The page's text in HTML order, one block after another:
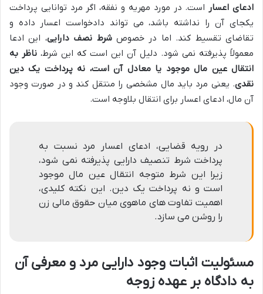
ادعای اعسار است. در مورد مهریه و نفقه، اگر مرد توانایی پرداخت
یکجای آن را نداشته باشد، می تواند دادخواست اعسار داده و
تقاضای تقسیط کند. اما در خصوصشرط نصف دارایی، این ادعا
معمولاً پذیرفته نمی شود. دلیل آن این است که این شرط، ناظر به
انتقال عین مال موجود یا معادل آن است، نه پرداخت یک دین
نقدی. یعنی مرد باید مال مشخصی را منتقل کند و در صورت وجود
آن مال، ادعای اعسار برای انتقال بلاوجه است.
در رویه قضایی، ادعای اعسار مرد نسبت به
پرداخت شرط تنصیف دارایی پذیرفته نمی شود،
زیرا این شرط متوجه انتقال عین مال موجود
است و نه پرداخت یک دین. این نکته کلیدی،
اهمیت تفاوت های ماهوی میان حقوق مالی زن
را روشن می سازد.
مسئولیت اثبات وجود دارایی مرد و معرفی آن
به دادگاه بر عهده زوجه